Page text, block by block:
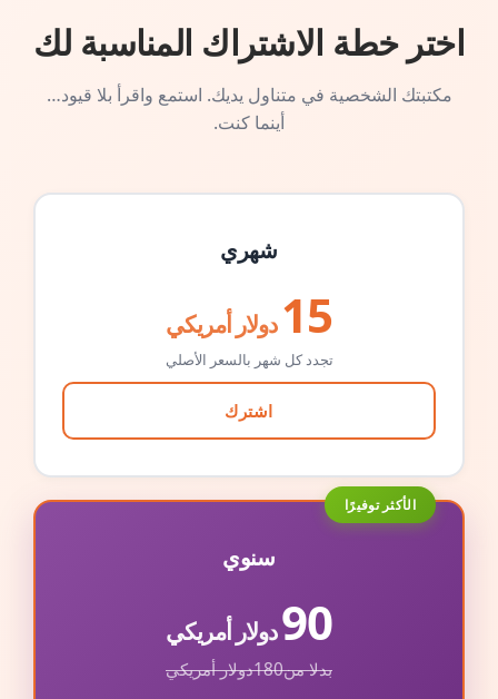
اختر خطة الاشتراك المناسبة لك
مكتبتك الشخصية في متناول يديك. استمع واقرأ بلا قيود…
أينما كنت.
شهري
15 دولار أمريكي
تجدد كل شهر بالسعر الأصلي
اشترك
الأكثر توفيرًا
سنوي
90دولار أمريكي
بدلا من180دولار أمريكي